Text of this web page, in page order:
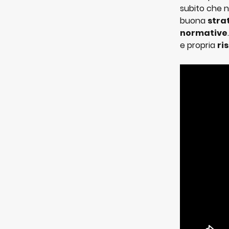
subito che
buona
normative
e propria